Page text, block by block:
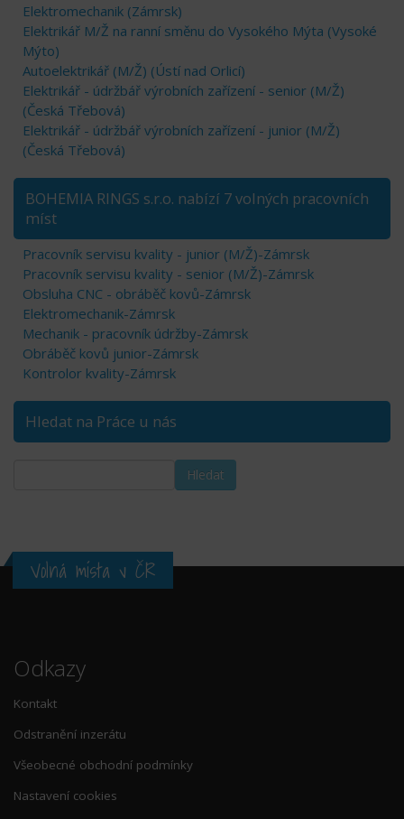
Elektromechanik (Zámrsk)
Elektrikář M/Ž na ranní směnu do Vysokého Mýta (Vysoké
Mýto)
Autoelektrikář (M/Ž) (Ústí nad Orlicí)
Elektrikář - údržbář výrobních zařízení - senior (M/Ž)
(Česká Třebová)
Elektrikář - údržbář výrobních zařízení - junior (M/Ž)
(Česká Třebová)
BOHEMIA RINGS s.r.o. nabízí 7 volných pracovních
míst
Pracovník servisu kvality - junior (M/Ž)-Zámrsk
Pracovník servisu kvality - senior (M/Ž)-Zámrsk
Obsluha CNC - obráběč kovů-Zámrsk
Elektromechanik-Zámrsk
Mechanik - pracovník údržby-Zámrsk
Obráběč kovů junior-Zámrsk
Kontrolor kvality-Zámrsk
Hledat na Práce u nás
Volná místa v ČR
Odkazy
Kontakt
Odstranění inzerátu
Všeobecné obchodní podmínky
Nastavení cookies